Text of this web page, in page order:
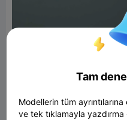
Tam
Modellerin tüm
ve tek tıklamayla yazdırma